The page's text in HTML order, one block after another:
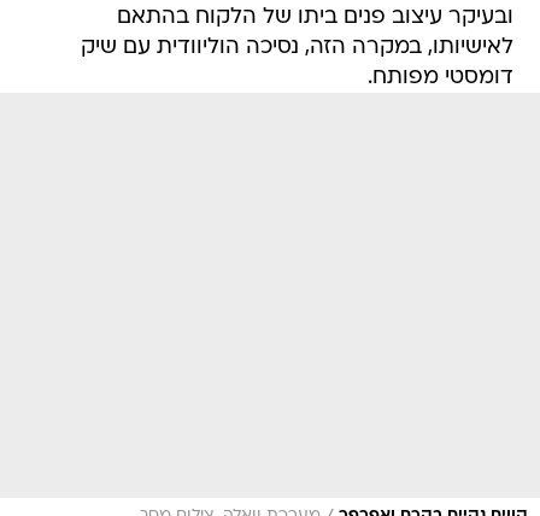
ובעיקר עיצוב פנים ביתו של הלקוח בהתאם
לאישיותו, במקרה הזה, נסיכה הוליוודית עם שיק
דומסטי מפותח.